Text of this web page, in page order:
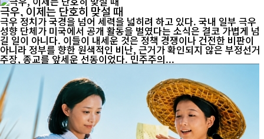
극우, 이제는 단호히 맞설 때
극우 정치가 국경을 넘어 세력을 넓히려 하고 있다. 국내 일부 극우
성향 단체가 미국에서 공개 활동을 벌였다는 소식은 결코 가볍게 넘
길 일이 아니다. 이들이 내세운 것은 정책 경쟁이나 건전한 비판이
아니라 정부를 향한 원색적인 비난, 근거가 확인되지 않은 부정선거
주장, 종교를 앞세운 선동이었다. 민주주의...